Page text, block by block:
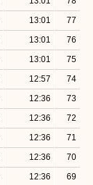
77
13:01
76
13:01
75
13:01
74
12:57
73
12:36
72
12:36
71
12:36
70
12:36
69
12:36